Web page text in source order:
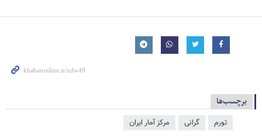
برچسب‌ها
تورم گرانی مرکز آمار ایران